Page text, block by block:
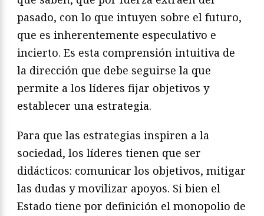
pasado, con lo que intuyen sobre el futuro,
que es inherentemente especulativo e
incierto. Es esta comprensión intuitiva de
la dirección que debe seguirse la que
permite a los líderes fijar objetivos y
establecer una estrategia.
Para que las estrategias inspiren a la
sociedad, los líderes tienen que ser
didácticos: comunicar los objetivos, mitigar
las dudas y movilizar apoyos. Si bien el
Estado tiene por definición el monopolio de